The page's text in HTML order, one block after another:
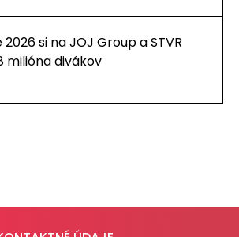
si na JOJ Group a STVR
milióna divákov